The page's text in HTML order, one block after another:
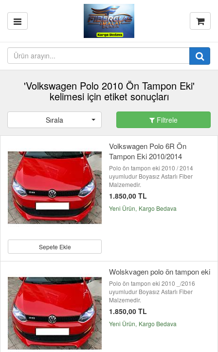
'Volkswagen Polo 2010 Ön Tampon Eki'
kelimesi için etiket sonuçları
Sırala Filtrele
Sepete Ekle
Volkswagen Polo 6R Ön
Tampon Eki 2010/2014
Polo ön tampon eki 2010 / 2014
uyumludur Boyasız Astarlı Fiber
Malzemedir.
1.850,00 TL
Yeni Ürün Kargo Bedava
Wolskvagen polo ön tampon eki
Polo ön tampon eki 2010 _/2016
uyumludur Boyasız Astarlı Fiber
Malzemedir.
1.850,00 TL
Yeni Ürün Kargo Bedava